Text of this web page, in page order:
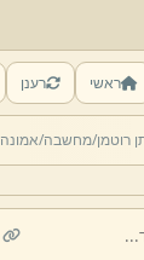
ראשי רענן
מחשבה/אמונה